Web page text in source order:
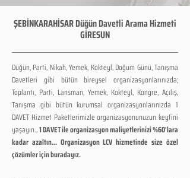
ŞEBİNKARAHİSAR Düğün Davetli Arama Hizmeti
GİRESUN
Düğün, Parti, Nikah, Yemek, Kokteyl, Doğum Günü, Tanışma
Davetleri gibi bütün bireysel organizasyonlarınızda;
Toplantı, Parti, Lansman, Yemek, Kokteyl, Kongre, Açılış,
Tanışma gibi bütün kurumsal organizasyonlarınızda 1
DAVET Hizmet Paketlerimizle organizasyonunuzun keyfini
yaşayın...1 DAVET ile organizasyon maliyetlerinizi %60'lara
kadar azaltın... Organizasyon LCV hizmetinde size özel
çözümler için buradayız.